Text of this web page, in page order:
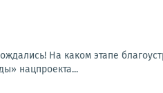
На каком этапе
нацпроекта...